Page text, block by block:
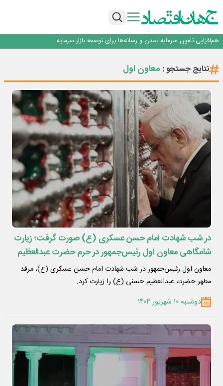
با هدف ارتقای توان فناورانه صنعت فولاد انجام شد؛ پیوند ظرفیت‌های علمی فولاد
اجتماعی و اثرگذاری اجتماعی
هم‌افزایی تامین سرمایه تمدن و رسانه‌ها برای توسعه بازار سرمایه
تداوم اعتماد قرارگاه سازندگی خاتم‌الانبیا به بیمه دی برای پنجمین سال متوالی
با هدف ارتقای توان فناورانه صنعت فولاد انجام شد؛ پیوند ظرفیت‌های علمی فولاد
اجتماعی و اثرگذاری اجتماعی
نتایج جستجو : معاون اول
در شب شهادت امام حسن عسکری (ع) صورت گرفت؛ زیارت
شامگاهی معاون اول رئیس‌جمهور در حرم حضرت عبدالعظیم
حسنی (ع)
معاون اول رئیس‌جمهور در شب شهادت امام حسن عسکری (ع)، مرقد
مطهر حضرت عبدالعظیم حسنی (ع) را زیارت کرد.
دوشنبه ۱۰ شهریور ۱۴۰۴